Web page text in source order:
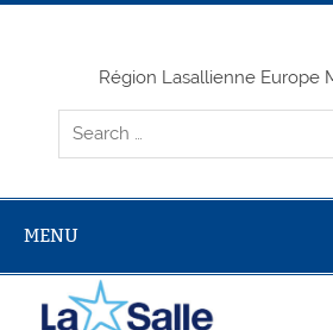
Skip
Région Lasallienne Europe
MENU